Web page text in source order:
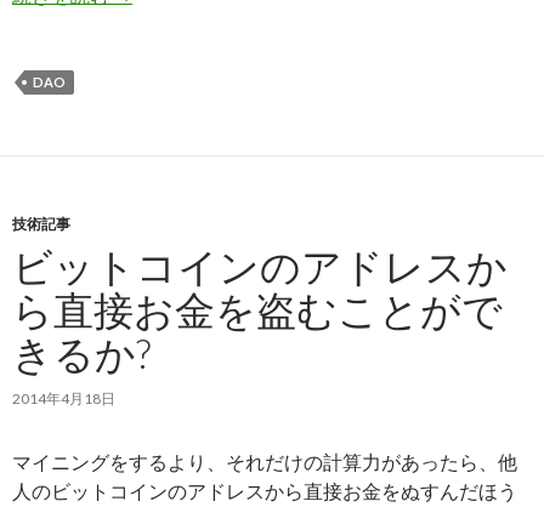
DAO
技術記事
ビットコインのアドレスか
ら直接お金を盗むことがで
きるか?
2014年4月18日
マイニングをするより、それだけの計算力があったら、他
人のビットコインのアドレスから直接お金をぬすんだほう